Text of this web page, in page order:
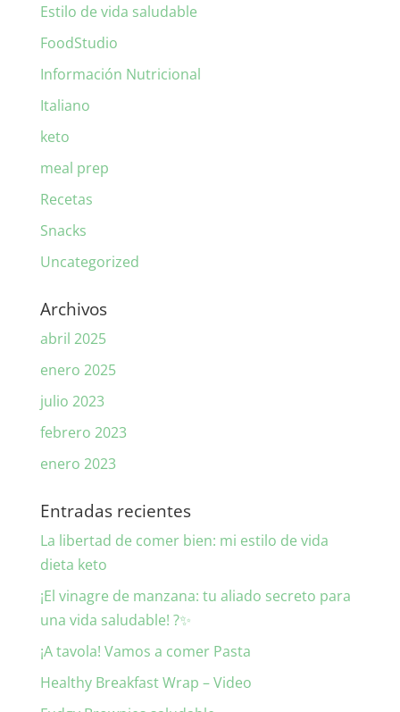
Estilo de vida saludable
FoodStudio
Información Nutricional
Italiano
keto
meal prep
Recetas
Snacks
Uncategorized
Archivos
abril 2025
enero 2025
julio 2023
febrero 2023
enero 2023
Entradas recientes
La libertad de comer bien: mi estilo de vida
dieta keto
¡El vinagre de manzana: tu aliado secreto para
una vida saludable! ?✨
¡A tavola! Vamos a comer Pasta
Healthy Breakfast Wrap – Video